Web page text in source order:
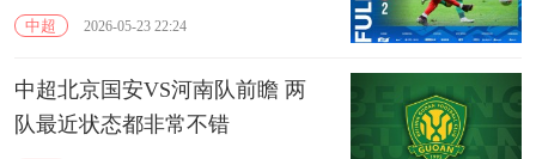
中超 2026-05-23 22:24
中超北京国安VS河南队前瞻 两
队最近状态都非常不错